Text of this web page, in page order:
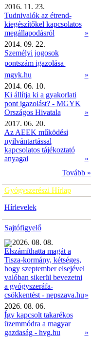
2016. 11. 23.
Tudnivalók az étrend-
kiegészítőkel kapcsolatos
megállapodásról
»
2014. 09. 22.
Személyi jogosok
pontszám igazolása 
mgyk.hu
»
2014. 06. 10.
Ki állítja ki a gyakorlati
pont igazolást? - MGYK
Országos Hivatala
»
2017. 06. 20.
Az AEEK működési
nyilvántartással
kapcsolatos tájékoztató
anyagai
»
Tovább »
Gyógyszerészi Hírlap
Hírlevelek
Sajtófigyelő
2026. 08. 08.
Elszámíthatta magát a
Tisza-kormány, kétséges,
hogy szeptember elsejével
valóban sikerül bevezetni
a gyógyszeráfa-
csökkentést - nepszava.hu»
2026. 08. 06.
Így kapcsolt takarékos
üzemmódra a magyar
gazdaság - hvg.hu
»